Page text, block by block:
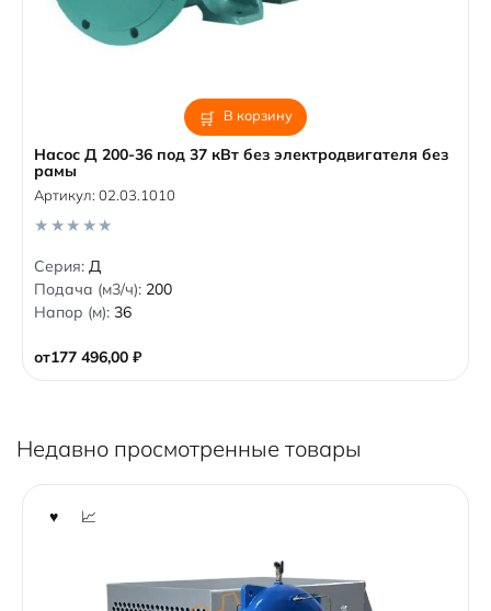
В корзину
Насос Д 200-36 под 37 кВт без электродвигателя без
рамы
от177 496,00 ₽
Артикул: 02.03.1010
0
o
u
t
o
5
Серия: Д
Подача (м3/ч): 200
Напор (м): 36
Недавно просмотренные товары